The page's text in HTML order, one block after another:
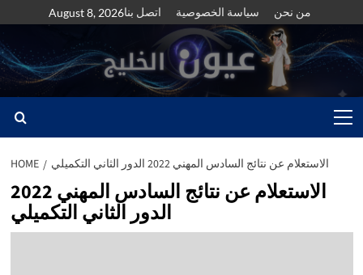
to
content
August 8, 2026اتصل بنا سياسة الخصوصية من نحن
Menu
HOME الاستعلام عن نتائج السادس المهني 2022 الدور الثاني التكميلي
الاستعلام عن نتائج السادس المهني 2022
الدور الثاني التكميلي